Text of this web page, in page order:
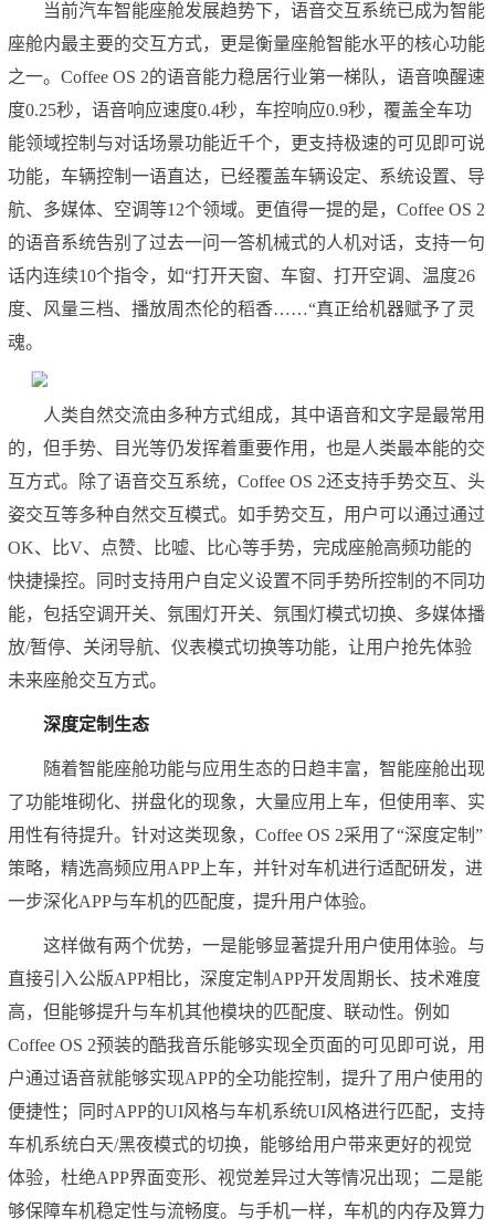
当前汽车智能座舱发展趋势下，语音交互系统已成为智能
座舱内最主要的交互方式，更是衡量座舱智能水平的核心功能
之一。Coffee OS 2的语音能力稳居行业第一梯队，语音唤醒速
度0.25秒，语音响应速度0.4秒，车控响应0.9秒，覆盖全车功
能领域控制与对话场景功能近千个，更支持极速的可见即可说
功能，车辆控制一语直达，已经覆盖车辆设定、系统设置、导
航、多媒体、空调等12个领域。更值得一提的是，Coffee OS 2
的语音系统告别了过去一问一答机械式的人机对话，支持一句
话内连续10个指令，如“打开天窗、车窗、打开空调、温度26
度、风量三档、播放周杰伦的稻香……“真正给机器赋予了灵
魂。
人类自然交流由多种方式组成，其中语音和文字是最常用
的，但手势、目光等仍发挥着重要作用，也是人类最本能的交
互方式。除了语音交互系统，Coffee OS 2还支持手势交互、头
姿交互等多种自然交互模式。如手势交互，用户可以通过通过
OK、比V、点赞、比嘘、比心等手势，完成座舱高频功能的
快捷操控。同时支持用户自定义设置不同手势所控制的不同功
能，包括空调开关、氛围灯开关、氛围灯模式切换、多媒体播
放/暂停、关闭导航、仪表模式切换等功能，让用户抢先体验
未来座舱交互方式。
深度定制生态
随着智能座舱功能与应用生态的日趋丰富，智能座舱出现
了功能堆砌化、拼盘化的现象，大量应用上车，但使用率、实
用性有待提升。针对这类现象，Coffee OS 2采用了“深度定制”
策略，精选高频应用APP上车，并针对车机进行适配研发，进
一步深化APP与车机的匹配度，提升用户体验。
这样做有两个优势，一是能够显著提升用户使用体验。与
直接引入公版APP相比，深度定制APP开发周期长、技术难度
高，但能够提升与车机其他模块的匹配度、联动性。例如
Coffee OS 2预装的酷我音乐能够实现全页面的可见即可说，用
户通过语音就能够实现APP的全功能控制，提升了用户使用的
便捷性；同时APP的UI风格与车机系统UI风格进行匹配，支持
车机系统白天/黑夜模式的切换，能够给用户带来更好的视觉
体验，杜绝APP界面变形、视觉差异过大等情况出现；二是能
够保障车机稳定性与流畅度。与手机一样，车机的内存及算力